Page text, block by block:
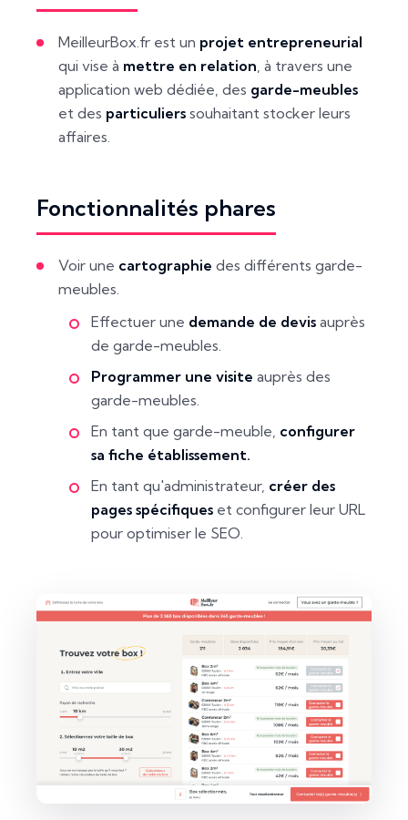
MeilleurBox.fr est un projet entrepreneurial
qui vise à mettre en relation, à travers une
application web dédiée, des garde-meubles
et des particuliers souhaitant stocker leurs
affaires.
Fonctionnalités phares
Voir une cartographie des différents garde-
meubles.
Effectuer une demande de devis auprès
de garde-meubles.
Programmer une visite auprès des
garde-meubles.
En tant que garde-meuble, configurer
sa fiche établissement.
En tant qu'administrateur, créer des
pages spécifiques et configurer leur URL
pour optimiser le SEO.